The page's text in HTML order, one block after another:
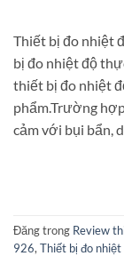
Thiết bị đo nhiệt
bị đo nhiệt độ
thiết bị đo nhiệt
phẩm.Trường
cảm với bụi bẩn,
Đăng trong Review
926, Thiết bị đo